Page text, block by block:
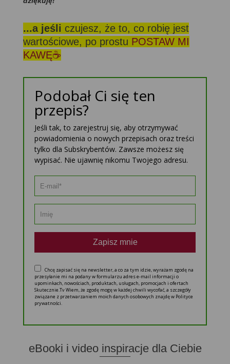
...a jeśli czujesz, że to, co robię jest
wartościowe, po prostu POSTAW MI
KAWĘ☕
Podobał Ci się ten
przepis?
Jeśli tak, to zarejestruj się, aby otrzymywać
powiadomienia o nowych przepisach oraz treści
tylko dla Subskrybentów. Zawsze możesz się
wypisać. Nie ujawnię nikomu Twojego adresu.
Zapisz mnie
Chcę zapisać się na newsletter, a co za tym idzie, wyrażam zgodę na
przesyłanie mi na podany w formularzu adres e-mail informacji o
upominkach, nowościach, produktach, usługach, promocjach i ofertach
Skutecznie.Tv Wiem, że zgodę mogę w każdej chwili wycofać, a szczegóły
związane z przetwarzaniem moich danych osobowych znajdę w Polityce
prywatności.
eBooki i video inspiracje dla Ciebie